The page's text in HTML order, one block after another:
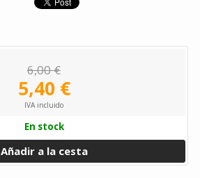
6,00 €
5,40 €
IVA incluido
En stock
Añadir a la cesta